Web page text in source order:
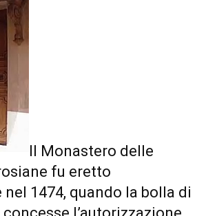
Il Monastero delle
fu eretto
1474, quando la bolla di